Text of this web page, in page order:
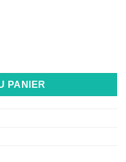
VISAGE
PANIER